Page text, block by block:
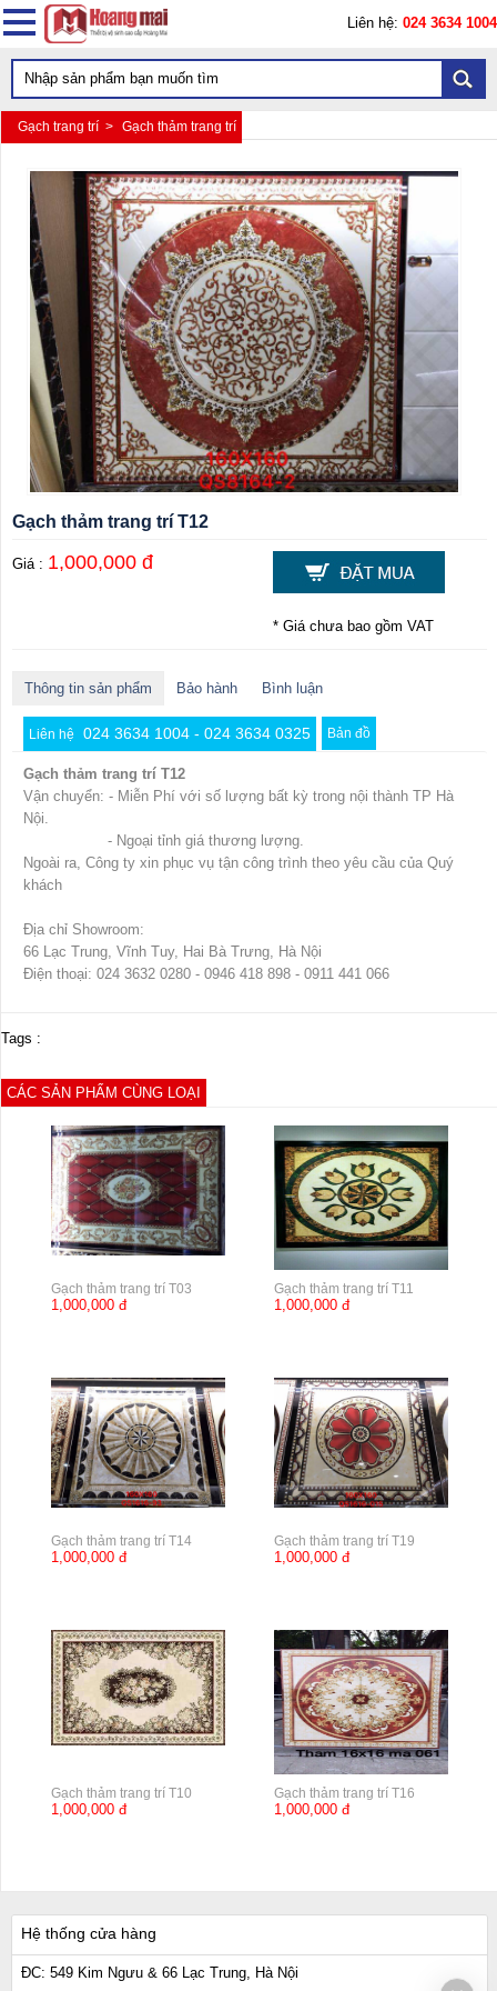
Liên hệ: 024 3634 1004
Gạch trang trí > Gạch thảm trang trí
Gạch thảm trang trí T12
Giá : 1,000,000 đ
* Giá chưa bao gồm VAT
Thông tin sản phẩm Bảo hành Bình luận
Liên hệ 024 3634 1004 - 024 3634 0325 Bản đồ
Gạch thảm trang trí T12
Vận chuyển: - Miễn Phí với số lượng bất kỳ trong nội thành TP Hà
Nội.
- Ngoại tỉnh giá thương lượng.
Ngoài ra, Công ty xin phục vụ tận công trình theo yêu cầu của Quý
khách
Địa chỉ Showroom:
66 Lạc Trung, Vĩnh Tuy, Hai Bà Trưng, Hà Nội
Điện thoại: 024 3632 0280 - 0946 418 898 - 0911 441 066
Tags :
CÁC SẢN PHẨM CÙNG LOẠI
Gạch thảm trang trí T03
1,000,000 đ
Gạch thảm trang trí T11
1,000,000 đ
Gạch thảm trang trí T14
1,000,000 đ
Gạch thảm trang trí T19
1,000,000 đ
Gạch thảm trang trí T10
1,000,000 đ
Gạch thảm trang trí T16
1,000,000 đ
Hệ thống cửa hàng
ĐC: 549 Kim Ngưu & 66 Lạc Trung, Hà Nội